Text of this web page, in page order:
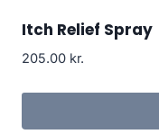
Itch Relief Spray
205.00 kr.